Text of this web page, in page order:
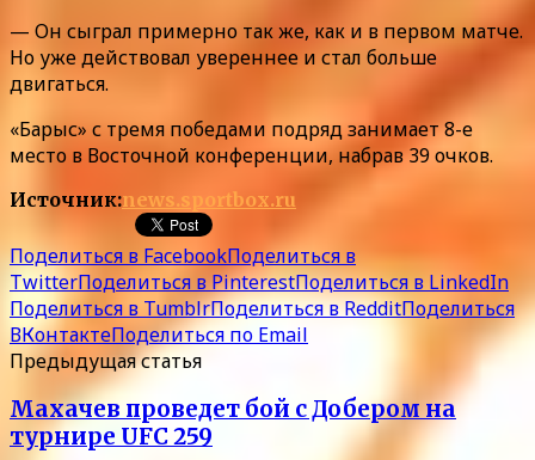
— Он сыграл примерно так же, как и в первом матче.
Но уже действовал увереннее и стал больше
двигаться.
«Барыс» с тремя победами подряд занимает 8-е
место в Восточной конференции, набрав 39 очков.
Источник:news.sportbox.ru
Поделиться в FacebookПоделиться в
TwitterПоделиться в PinterestПоделиться в LinkedIn
Поделиться в TumblrПоделиться в RedditПоделиться
ВКонтактеПоделиться по Email
Предыдущая статья
Махачев проведет бой с Добером на
турнире UFC 259